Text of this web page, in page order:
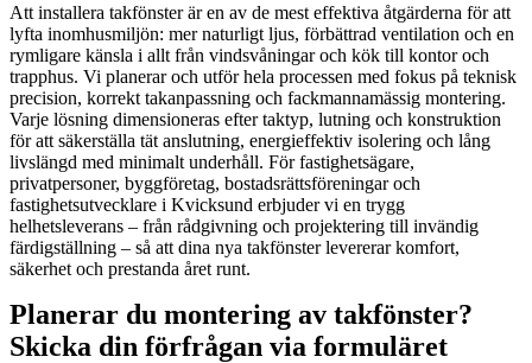
Att installera takfönster är en av de mest effektiva åtgärderna för att
lyfta inomhusmiljön: mer naturligt ljus, förbättrad ventilation och en
rymligare känsla i allt från vindsvåningar och kök till kontor och
trapphus. Vi planerar och utför hela processen med fokus på teknisk
precision, korrekt takanpassning och fackmannamässig montering.
Varje lösning dimensioneras efter taktyp, lutning och konstruktion
för att säkerställa tät anslutning, energieffektiv isolering och lång
livslängd med minimalt underhåll. För fastighetsägare,
privatpersoner, byggföretag, bostadsrättsföreningar och
fastighetsutvecklare i Kvicksund erbjuder vi en trygg
helhetsleverans – från rådgivning och projektering till invändig
färdigställning – så att dina nya takfönster levererar komfort,
säkerhet och prestanda året runt.
Planerar du montering av takfönster?
Skicka din förfrågan via formuläret